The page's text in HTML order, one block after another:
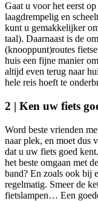
Gaat u voor het eerst
laagdrempelig en
kunt u gemakkelijker
taal). Daarnaast is de
(knooppunt)routes
huis een fijne manier
altijd even terug naar
hele reis hoeft te
2 | Ken uw fiets
Word beste vrienden
naar plek, en moet dus
dat u uw fiets goed
het beste omgaan met
band? En zoals ook bij
regelmatig. Smeer de
fietslampen… Een